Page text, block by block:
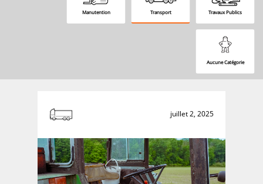
Manutention Transport Travaux Publics
Aucune Catégorie
juillet 2, 2025